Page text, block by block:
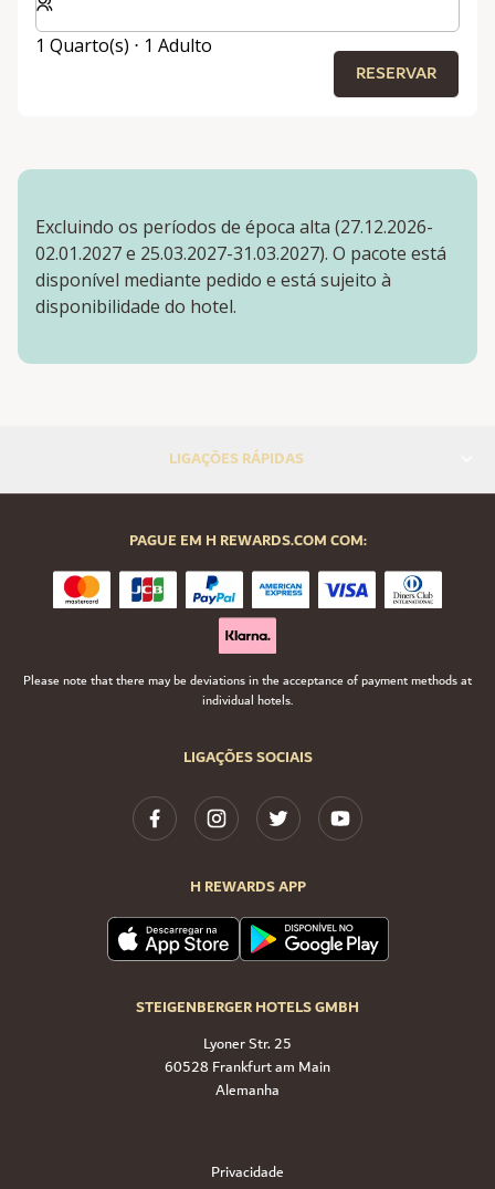
1 Quarto(s) ⋅ 1 Adulto
RESERVAR
Excluindo os períodos de época alta (27.12.2026-
02.01.2027 e 25.03.2027-31.03.2027). O pacote está
disponível mediante pedido e está sujeito à
disponibilidade do hotel.
LIGAÇÕES RÁPIDAS
LIGAÇÕES SOCIAIS
H REWARDS APP
STEIGENBERGER HOTELS GMBH
Lyoner Str. 25
60528 Frankfurt am Main
Alemanha
PAGUE EM H REWARDS.COM COM:
Please note that there may be deviations in the acceptance of payment methods at
individual hotels.
Privacidade